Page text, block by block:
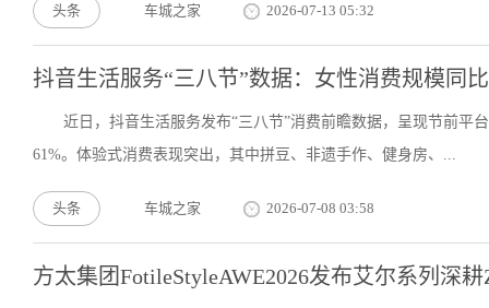
头条 车城之家 2026-07-13 05:32
抖音生活服务“三八节”数据：女性消费规模同
近日，抖音生活服务发布“三八节”消费前瞻数据，呈现节前平
61%。体验式消费表现突出，其中拼豆、非遗手作、健身房、...
头条 车城之家 2026-07-08 03:58
方太集团FotileStyleAWE2026发布艾尔系列深